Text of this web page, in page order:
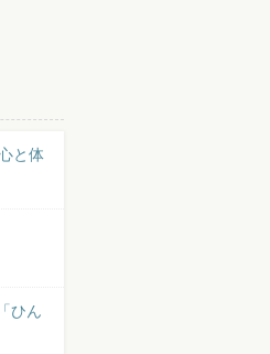
と体
ひん